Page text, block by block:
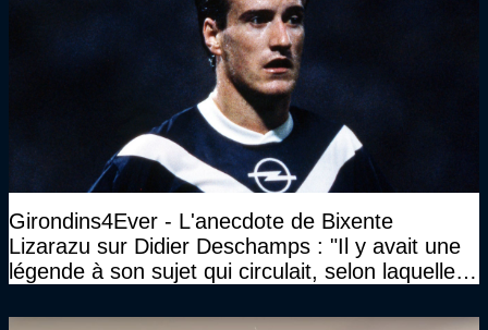
Girondins4Ever - L'anecdote de Bixente
Lizarazu sur Didier Deschamps : "Il y avait une
légende à son sujet qui circulait, selon laquelle il